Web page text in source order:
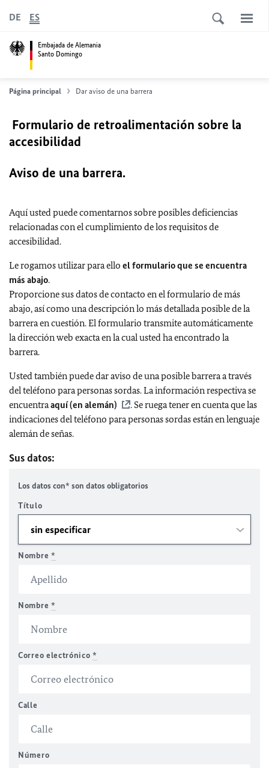
Embajada de Alemania
Santo Domingo
DE ES
Página principal Dar aviso de una barrera
Formulario de retroalimentación sobre la
accesibilidad
Aviso de una barrera.
Aquí usted puede comentarnos sobre posibles deficiencias
relacionadas con el cumplimiento de los requisitos de
accesibilidad.
Le rogamos utilizar para ello el formulario que se encuentra
más abajo.
Proporcione sus datos de contacto en el formulario de más
abajo, así como una descripción lo más detallada posible de la
barrera en cuestión. El formulario transmite automáticamente
la dirección web exacta en la cual usted ha encontrado la
barrera.
Usted también puede dar aviso de una posible barrera a través
del teléfono para personas sordas. La información respectiva se
encuentraaquí (en alemán)
. Se ruega tener en cuenta que las
indicaciones del teléfono para personas sordas están en lenguaje
alemán de señas.
Sus datos:
Los datos con* son datos obligatorios
Título
Nombre *
Nombre *
Correo electrónico*
Calle
Número